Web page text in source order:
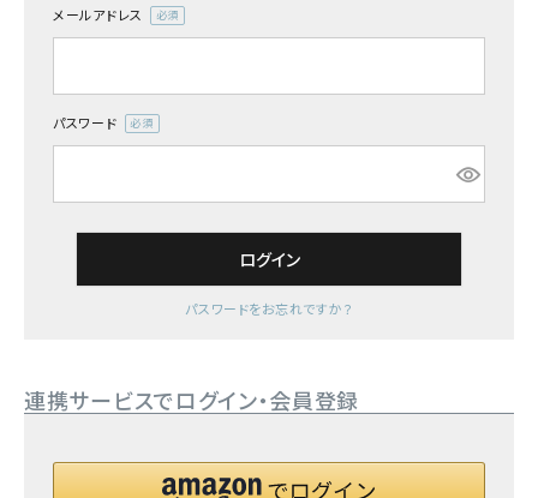
メールアドレス
(必
パスワード
(必
ログイン
パスワードをお忘れですか？
連携サービスでログイン・会員登録